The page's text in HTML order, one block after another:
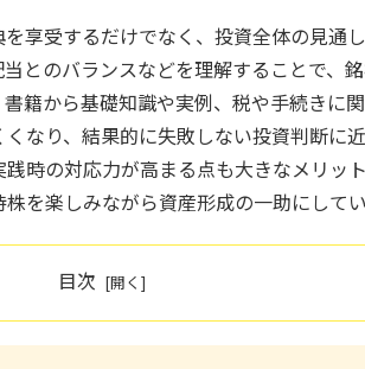
享受するだけでなく、投資全体の見通
とのバランスなどを理解することで、
籍から基礎知識や実例、税や手続きに
なり、結果的に失敗しない投資判断に
時の対応力が高まる点も大きなメリッ
を楽しみながら資産形成の一助にしてい
目次